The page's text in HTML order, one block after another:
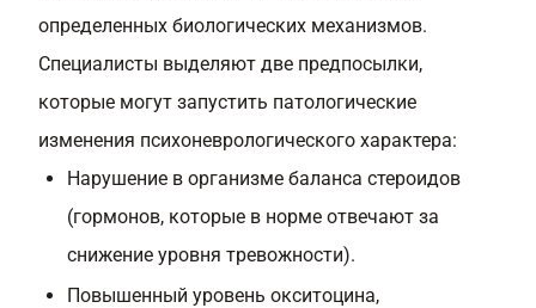
определенных биологических механизмов.
Специалисты выделяют две предпосылки,
которые могут запустить патологические
изменения психоневрологического характера:
Нарушение в организме баланса стероидов
(гормонов, которые в норме отвечают за
снижение уровня тревожности).
Повышенный уровень окситоцина,